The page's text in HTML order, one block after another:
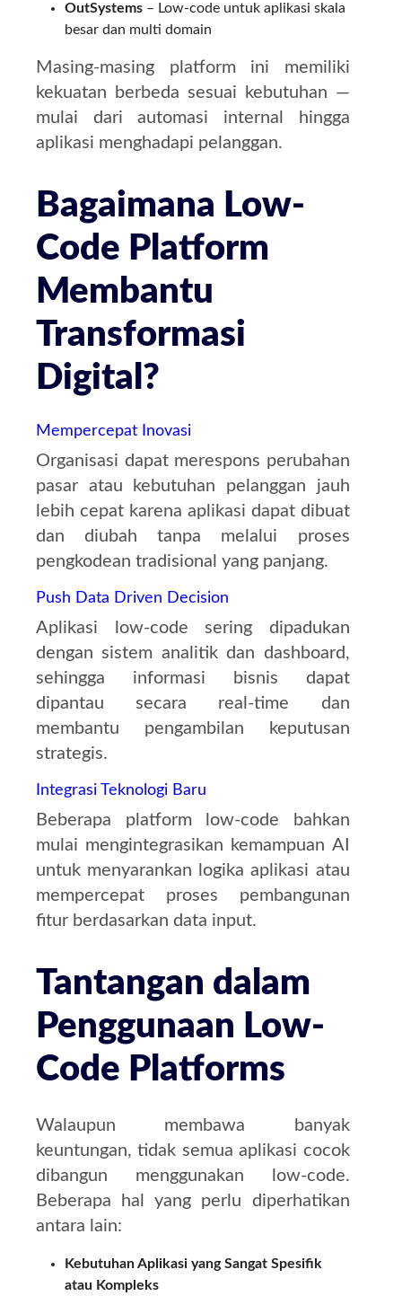
OutSystems – Low-code untuk aplikasi skala
besar dan multi domain
Masing-masing platform ini memiliki
kekuatan berbeda sesuai kebutuhan —
mulai dari automasi internal hingga
aplikasi menghadapi pelanggan.
Bagaimana Low-
Code Platform
Membantu
Transformasi
Digital?
Mempercepat Inovasi
Organisasi dapat merespons perubahan
pasar atau kebutuhan pelanggan jauh
lebih cepat karena aplikasi dapat dibuat
dan diubah tanpa melalui proses
pengkodean tradisional yang panjang.
Push Data Driven Decision
Aplikasi low-code sering dipadukan
dengan sistem analitik dan dashboard,
sehingga informasi bisnis dapat
dipantau secara real-time dan
membantu pengambilan keputusan
strategis.
Integrasi Teknologi Baru
Beberapa platform low-code bahkan
mulai mengintegrasikan kemampuan AI
untuk menyarankan logika aplikasi atau
mempercepat proses pembangunan
fitur berdasarkan data input.
Tantangan dalam
Penggunaan Low-
Code Platforms
Walaupun membawa banyak
keuntungan, tidak semua aplikasi cocok
dibangun menggunakan low-code.
Beberapa hal yang perlu diperhatikan
antara lain:
Kebutuhan Aplikasi yang Sangat Spesifik
atau Kompleks